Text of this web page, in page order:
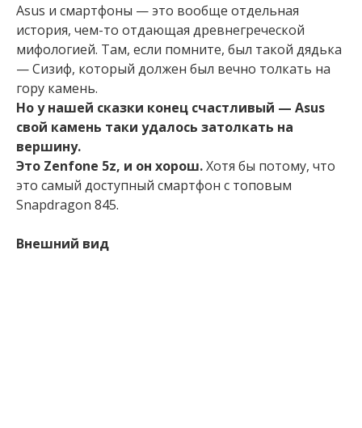
Asus и смартфоны — это вообще отдельная
история, чем-то отдающая древнегреческой
мифологией. Там, если помните, был такой дядька
— Сизиф, который должен был вечно толкать на
гору камень.
Но у нашей сказки конец счастливый — Asus
свой камень таки удалось затолкать на
вершину.
Это Zenfone 5z, и он хорош.Хотя бы потому, что
это самый доступный смартфон с топовым
Snapdragon 845.
Внешний вид